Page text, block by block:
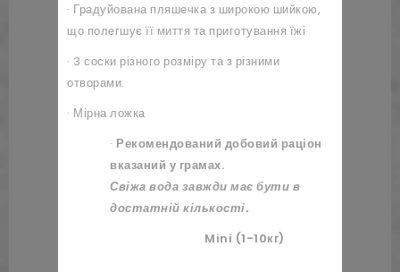
· Градуйована пляшечка з широкою шийкою,
що полегшує її миття та приготування їжі
· 3 соски різного розміру та з різними
отворами.
· Мірна ложка
· Рекомендований добовий раціон
вказаний у грамах.
Свіжа вода завжди має бути в
достатній кількості.
Mini (1-10кг)